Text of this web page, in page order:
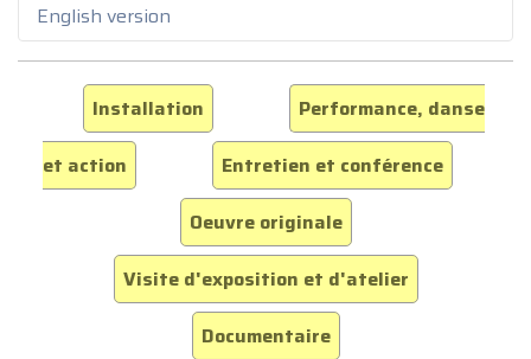
English version
Installation
Performance, danse
et action
Entretien et conférence
Oeuvre originale
Visite d'exposition et d'atelier
Documentaire